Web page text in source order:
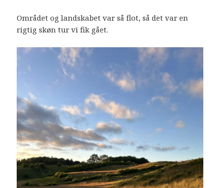
Området og landskabet var så flot, så det var en
rigtig skøn tur vi fik gået.